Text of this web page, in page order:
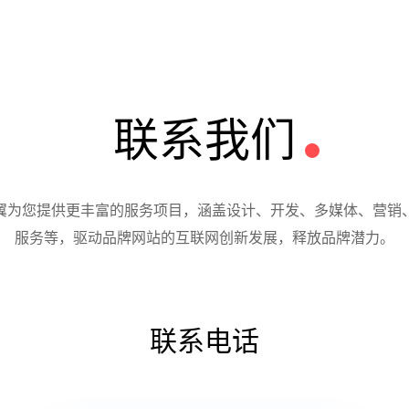
联系我们
为您提供更丰富的服务项目，涵盖设计、开发、多媒体、营销
服务等，驱动品牌网站的互联网创新发展，释放品牌潜力。
联系电话